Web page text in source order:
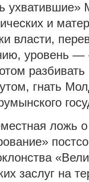
и
власти,
уровень —
гнать
ложь
заслуг на